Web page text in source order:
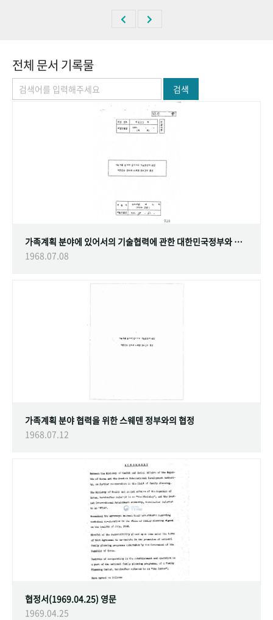
전체 문서 기록물
검색
가족계획 분야에 있어서의 기술협력에 관한 대한민국정부와 스웨덴 정부간의 협정
1968.07.08
가족계획 분야 협력을 위한 스웨덴 정부와의 협정
1968.07.12
협정서(1969.04.25) 영문
1969.04.25